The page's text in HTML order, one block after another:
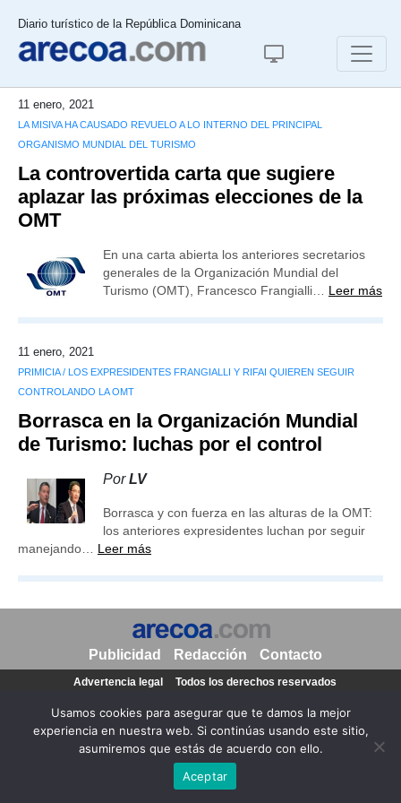
Diario turístico de la República Dominicana
11 enero, 2021
LA MISIVA HA CAUSADO REVUELO A LO INTERNO DEL PRINCIPAL
ORGANISMO MUNDIAL DEL TURISMO
La controvertida carta que sugiere
aplazar las próximas elecciones de la
OMT
En una carta abierta los anteriores secretarios
generales de la Organización Mundial del
Turismo (OMT), Francesco Frangialli… Leer más
11 enero, 2021
PRIMICIA / LOS EXPRESIDENTES FRANGIALLI Y RIFAI QUIEREN SEGUIR
CONTROLANDO LA OMT
Borrasca en la Organización Mundial
de Turismo: luchas por el control
PorLV
Borrasca y con fuerza en las alturas de la OMT:
los anteriores expresidentes luchan por seguir
manejando… Leer más
Usamos cookies para asegurar que te damos la mejor
experiencia en nuestra web. Si continúas usando este sitio,
asumiremos que estás de acuerdo con ello.
Aceptar
Publicidad Redacción Contacto
Advertencia legal
Todos los derechos reservados